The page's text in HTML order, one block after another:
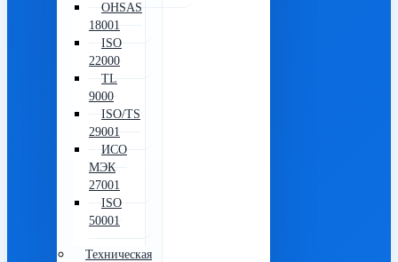
OHSAS
18001
ISO
22000
TL
9000
ISO/TS
29001
ИСО
МЭК
27001
ISO
50001
Техническая